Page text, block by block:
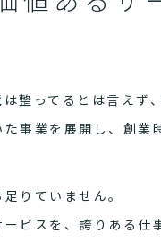
整ってるとは言えず
事業を展開し、創業
りていません。
ビスを、誇りある仕